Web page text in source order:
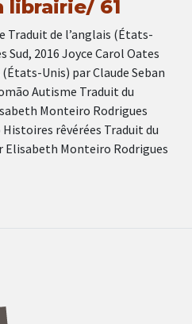
librairie/ 61
Traduit de l’anglais (États-
Sud, 2016 Joyce Carol Oates
Unis) par Claude Seban
Autisme Traduit du
Monteiro Rodrigues
rêvérées Traduit du
Monteiro Rodrigues